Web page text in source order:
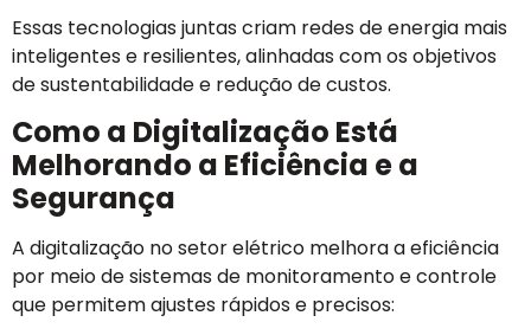
Essas tecnologias juntas criam redes de energia mais
inteligentes e resilientes, alinhadas com os objetivos
de sustentabilidade e redução de custos.
Como a Digitalização Está
Melhorando a Eficiência e a
Segurança
A digitalização no setor elétrico melhora a eficiência
por meio de sistemas de monitoramento e controle
que permitem ajustes rápidos e precisos: